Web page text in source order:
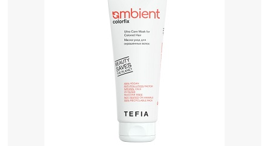
Одноразовая продукция
Уход за кожей